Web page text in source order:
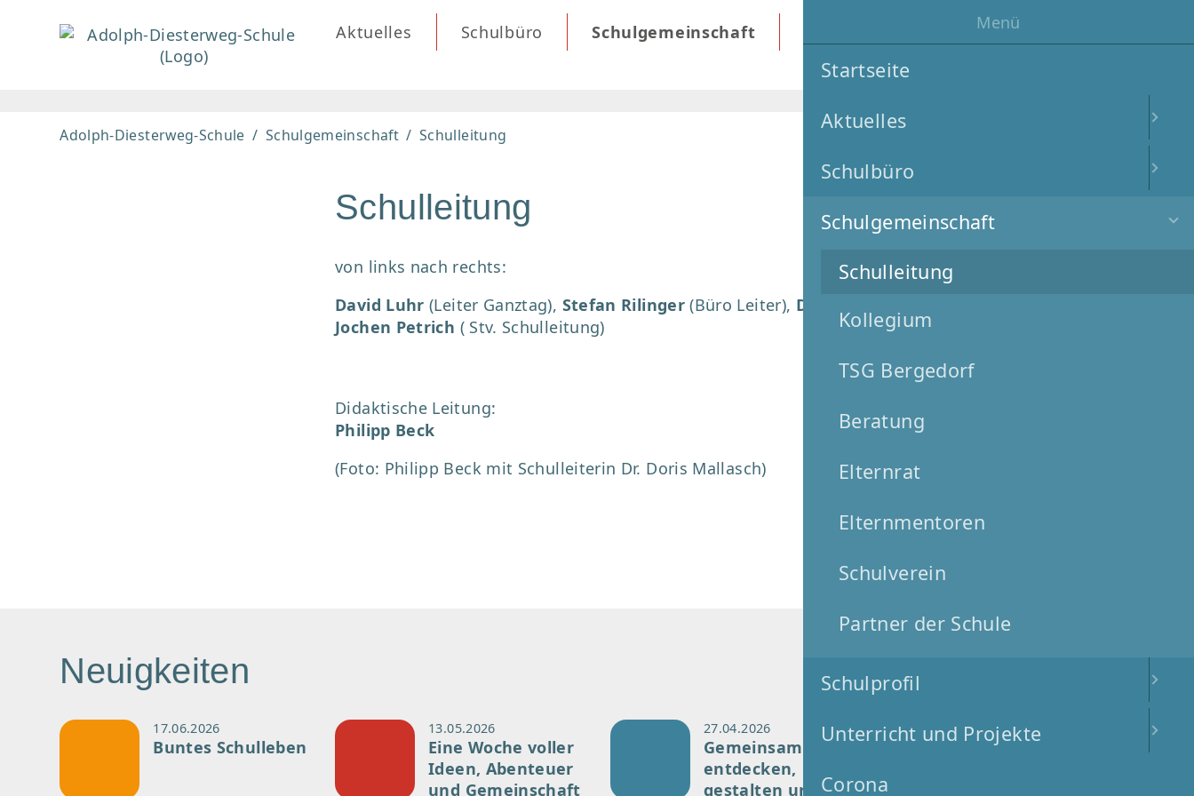
Aktuelles Schulbüro Schulgemeinschaft Unterricht und Projekte
Adolph-Diesterweg-Schule Schulgemeinschaft Schulleitung
Schulleitung
von links nach rechts:
David Luhr (Leiter Ganztag), Stefan Rilinger(Büro Leiter), Dr. Doris Mallasch
Jochen Petrich ( Stv. Schulleitung)
Didaktische Leitung:
Philipp Beck
(Foto: Philipp Beck mit Schulleiterin Dr. Doris Mallasch)
Neuigkeiten
17.06.2026
Buntes Schulleben
13.05.2026
Eine Woche voller
Ideen, Abenteuer
und Gemeinschaft
27.04.2026
Gemeinsam
entdecken,
gestalten und
17.03.2026
Musical-Highlight
Menü
Startseite
Aktuelles
Schulbüro
Schulgemeinschaft
Schulleitung
Kollegium
TSG Bergedorf
Beratung
Elternrat
Elternmentoren
Schulverein
Partner der Schule
Schulprofil
Unterricht und Projekte
Corona